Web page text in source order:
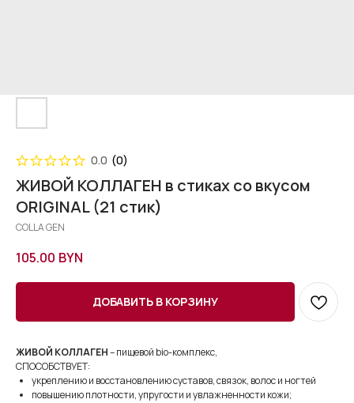
0.0 (0)
ЖИВОЙ КОЛЛАГЕН в стиках со вкусом
ORIGINAL (21 стик)
COLLA GEN
105.00 BYN
ДОБАВИТЬ В КОРЗИНУ
ЖИВОЙ КОЛЛАГЕН– пищевой bio-комплекс,
СПОСОБСТВУЕТ:
укреплению и восстановлению суставов, связок, волос и ногтей
повышению плотности, упругости и увлажненности кожи;